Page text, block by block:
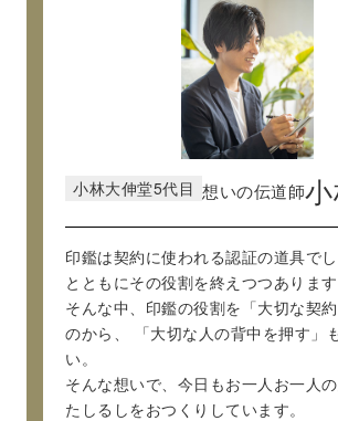
小林大伸堂5代目 想いの伝道師小
印鑑は契約に使われる認証の道具でし
とともにその役割を終えつつあります
そんな中、印鑑の役割を「大切な契
のから、
「大切な人の背中を押す」
い。
そんな想いで、今日もお一人お一人
たしるしをおつくりしています。